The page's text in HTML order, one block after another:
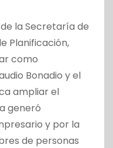
la Secretaría de
Planificación,
como
Bonadio y el
ampliar el
generó
y por la
de personas